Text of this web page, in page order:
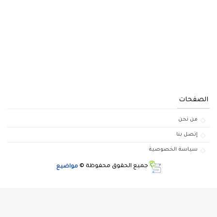
الصفحات
من نحن
إتصل بنا
سياسة الخصوصية
جميع الحقوق محفوظة © مواضيع